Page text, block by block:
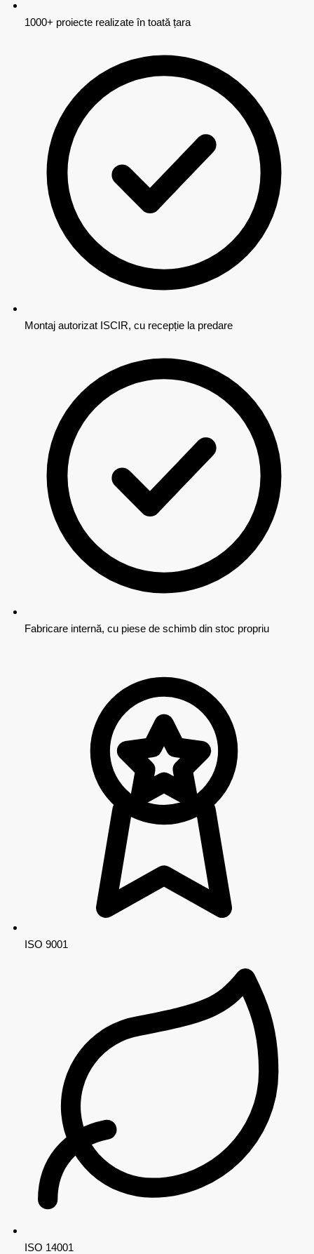
1000+ proiecte realizate în toată țara
Montaj autorizat ISCIR, cu recepție la predare
Fabricare internă, cu piese de schimb din stoc propriu
ISO 9001
ISO 14001